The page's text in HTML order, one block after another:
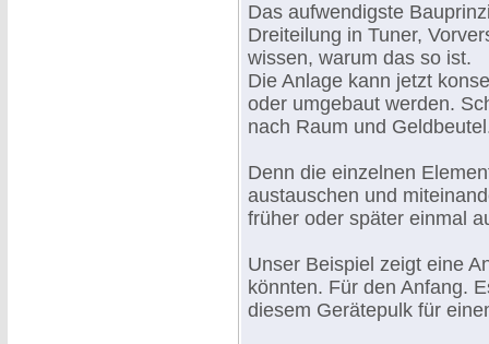
Das aufwendigste
Dreiteilung in Tuner,
wissen, warum das so ist.
Die Anlage kann jetzt
oder umgebaut werden.
nach Raum und
Denn die einzelnen
austauschen und
früher oder später einmal
Unser Beispiel zeigt eine
könnten. Für den Anfang.
diesem Gerätepulk für